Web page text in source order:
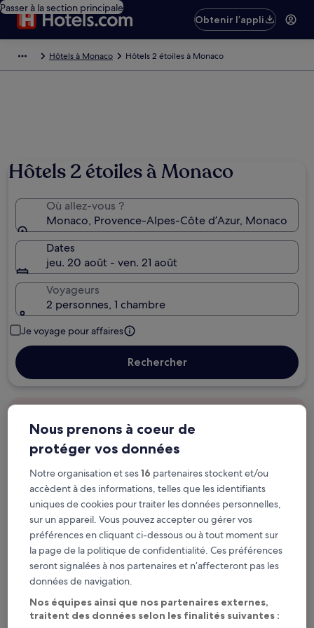
Passer à la section principale
Obtenir l’appli
Hôtels à Monaco Hôtels 2 étoiles à Monaco
Hôtels 2 étoiles à Monaco
Où allez-vous ?
Monaco, Provence-Alpes-Côte d’Azur, Monaco
Dates
jeu. 20 août - ven. 21 août
Voyageurs
2 personnes, 1 chambre
Je voyage pour affaires
Rechercher
changement de programme
Gagnez des récompenses pour chaque
nuit séjournée
Économisez plus grâce aux Prix membres
Consultez les prix pour ces dates
Ce soir
6 août - 7 août
Demain
7 août - 8 août
Nous prenons à coeur de
protéger vos données
Notre organisation et ses16 partenaires stockent et/ou
accèdent à des informations, telles que les identifiants
uniques de cookies pour traiter les données personnelles,
sur un appareil. Vous pouvez accepter ou gérer vos
préférences en cliquant ci-dessous ou à tout moment sur
la page de la politique de confidentialité. Ces préférences
seront signalées à nos partenaires et n’affecteront pas les
données de navigation.
Nos équipes ainsi que nos partenaires externes,
traitent des données selon les finalités suivantes :